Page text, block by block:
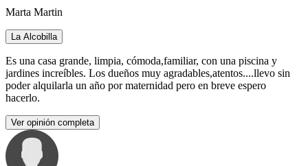
Marta Martin
La Alcobilla
Es una casa grande, limpia, cómoda,familiar, con una piscina y
jardines increíbles. Los dueños muy agradables,atentos....llevo sin
poder alquilarla un año por maternidad pero en breve espero
hacerlo.
Ver opinión completa